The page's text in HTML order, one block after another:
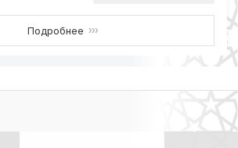
Подробнее ›››